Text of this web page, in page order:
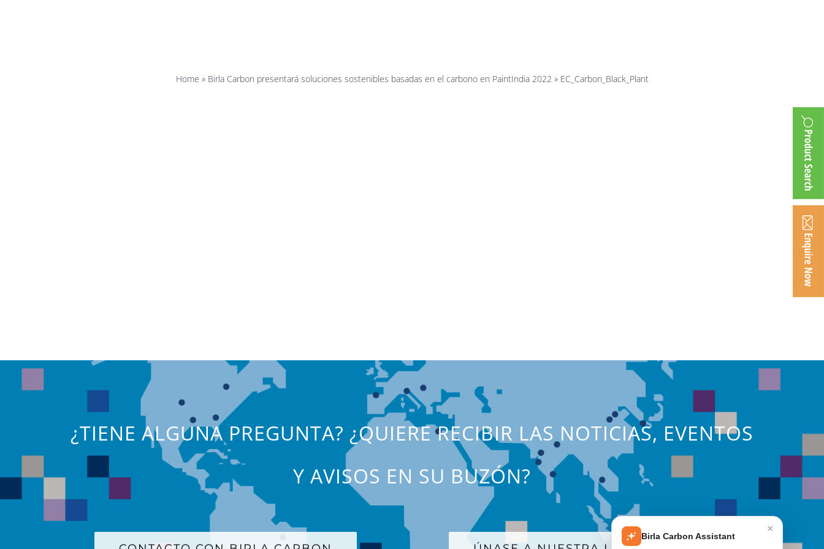
Home » Birla Carbon presentará soluciones sostenibles basadas en el carbono en PaintIndia 2022 » EC_Carbon_Black_Plant
¿TIENE ALGUNA PREGUNTA? ¿QUIERE RECIBIR LAS NOTICIAS, EVENTOS
Y AVISOS EN SU BUZÓN?
×
Birla Carbon Assistant